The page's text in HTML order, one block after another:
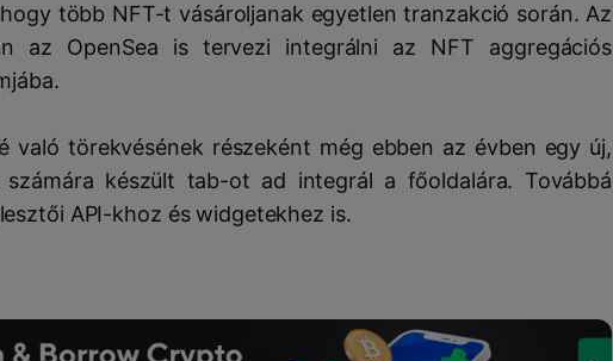
több NFT-t vásároljanak egyetlen tranzakció során. Az
az OpenSea is tervezi integrálni az NFT aggregációs
való törekvésének részeként még ebben az évben egy új,
készült tab-ot ad integrál a főoldalára. Továbbá
API-khoz és widgetekhez is.